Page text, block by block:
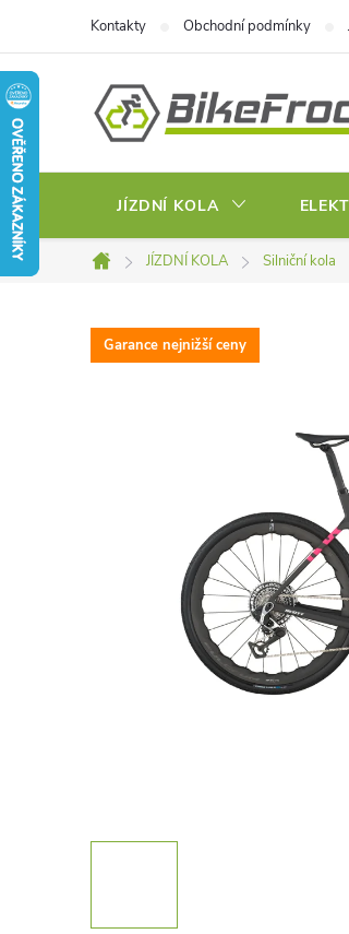
obsah
Kontakty Obchodní podmínky
JÍZDNÍ KOLA
Domů
JÍZDNÍ KOLA Silniční kola
Garance nejnižší ceny